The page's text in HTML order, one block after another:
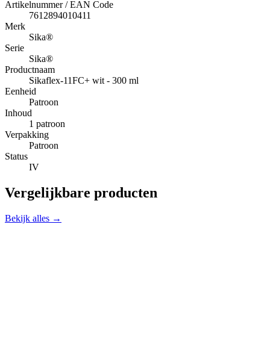
Artikelnummer / EAN Code
7612894010411
Merk
Sika®
Serie
Sika®
Productnaam
Sikaflex-11FC+ wit - 300 ml
Eenheid
Patroon
Inhoud
1 patroon
Verpakking
Patroon
Status
IV
Vergelijkbare producten
Bekijk alles →